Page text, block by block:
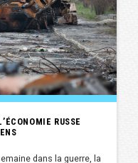
RUSSE
dans la guerre, la